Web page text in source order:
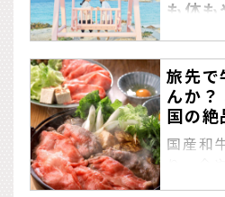
れる自
や瞑
行って
ッシュ
も体も
種子島
れ、ま
く受け
ていま
かな緑
ら心
旅先で
んか？
国の
国産和
り、今
らせる